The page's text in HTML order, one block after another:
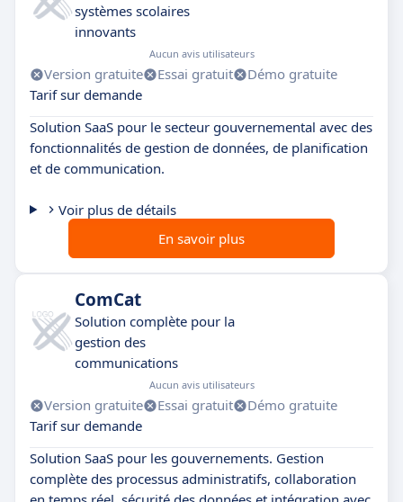
systèmes scolaires
innovants
Aucun avis utilisateurs
Version gratuite Essai gratuit
Démo gratuite
Tarif sur demande
Solution SaaS pour le secteur gouvernemental avec des
fonctionnalités de gestion de données, de planification
et de communication.
Voir plus de détails
En savoir plus
ComCat
Solution complète pour la
gestion des
communications
Aucun avis utilisateurs
Version gratuite Essai gratuit
Démo gratuite
Tarif sur demande
Solution SaaS pour les gouvernements. Gestion
complète des processus administratifs, collaboration